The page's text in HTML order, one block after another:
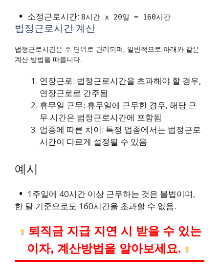
소정근로시간: 8시간 x 20일 = 160시간
법정근로시간 계산
법정근로시간은 주 단위로 관리되며, 일반적으로 아래와 같은
계산 방법을 따릅니다.
연장근로: 법정근로시간을 초과해야 할 경우,
연장근로로 간주됨
휴무일 근무: 휴무일에 근무한 경우, 해당 근
무 시간은 법정근로시간에 포함됨
업종에 따른 차이: 특정 업종에서는 법정근로
시간이 다르게 설정될 수 있음
예시
1주일에 40시간 이상 근무하는 것은 불법이며,
한 달 기준으로도 160시간을 초과할 수 없음.
퇴직금 지급 지연 시 받을 수 있는
이자, 계산방법을 알아보세요.